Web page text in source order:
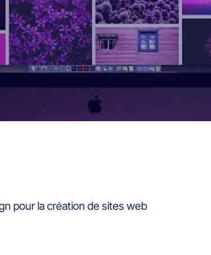
pour la création de sites web